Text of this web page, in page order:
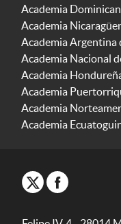
Academia
Academia
Academia Argentina
Academia Nacional
Academia
Academia
Academia
Academia